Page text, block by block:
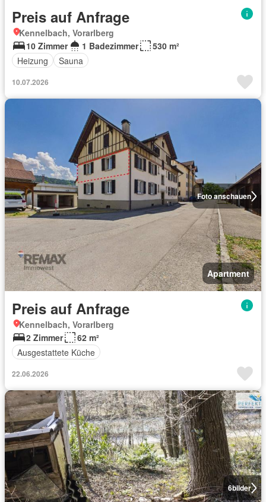
Preis auf Anfrage
Kennelbach, Vorarlberg
10 Zimmer
1 Badezimmer
530 m²
Heizung
Sauna
10.07.2026
Foto anschauen
Apartment
Preis auf Anfrage
Kennelbach, Vorarlberg
2 Zimmer
62 m²
Ausgestattete Küche
22.06.2026
6bilder